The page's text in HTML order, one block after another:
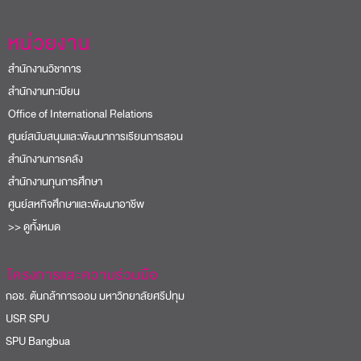
หน่วยงาน
สำนักงานวิชาการ
สำนักงานทะเบียน
Office of International Relations
ศูนย์สนับสนุนและพัฒนาการเรียนการสอน
สำนักงานการคลัง
สำนักงานทุนการศึกษา
ศูนย์สหกิจศึกษาและพัฒนาอาชีพ
>> ดูทั้งหมด
โครงการและความร่วมมือ
ช. ต้นกล้าการออม มหาวิทยาลัยศรีปทุม
SPU
Bangbua